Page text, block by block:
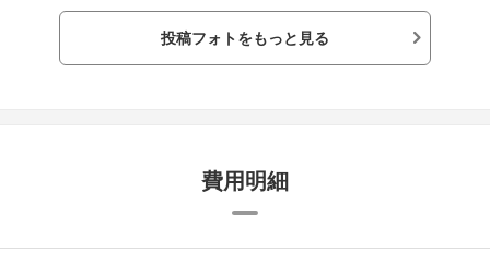
投稿フォトをもっと見る
費用明細